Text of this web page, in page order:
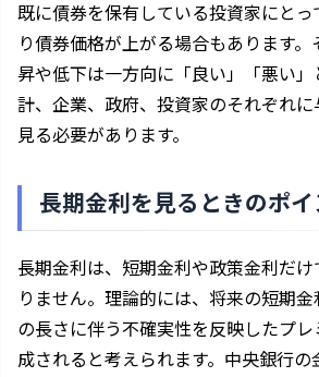
既に債券を保有している投資家にと
り債券価格が上がる場合もあります
昇や低下は一方向に「良い」「悪い
計、企業、政府、投資家のそれぞれ
見る必要があります。
長期金利を見るときのポイ
長期金利は、短期金利や政策金利だ
りません。理論的には、将来の短期
の長さに伴う不確実性を反映したプ
成されると考えられます。中央銀行